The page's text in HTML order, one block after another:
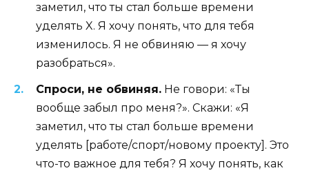
заметил, что ты стал больше времени
уделять X. Я хочу понять, что для тебя
изменилось. Я не обвиняю — я хочу
разобраться».
Спроси, не обвиняя. Не говори: «Ты
вообще забыл про меня?». Скажи: «Я
заметил, что ты стал больше времени
уделять [работе/спорт/новому проекту]. Это
что-то важное для тебя? Я хочу понять, как